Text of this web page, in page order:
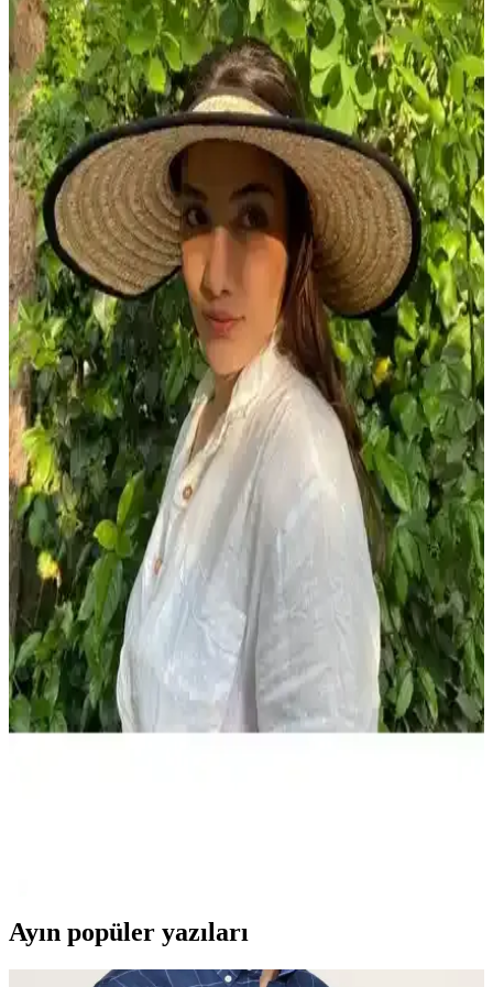
Denizde Giyilecek Elbiseler: Moda ve Kumaş
Özellikleri Üzerine Kısa Değerlendirme
Denizde giyilecek elbiseler hakkında mevcut veriler sınırlı olsa da,
bu kıyafetler genellikle hafif, suya dayanıklı ve nefes alabilir
kumaşlardan üretilir. Yaz ve tatil modasında rahatlık ön plandadır.
Vawensea Kadın Kendinden Bitişik Şortlu Elbise
Mayo Lacivert Yaprak Desenli
Lacivert yaprak desenli, askılı, yüksek kaliteli malzemelerden
üretilmiş, konforlu ve dayanıklı kadın mayo. Hızlı kuruma ve
esneklik özellikleriyle plajda özgürlük ve şıklık sunar.
MAG FASHION 3 Parça Boydan Fermuarlı
Tesettür Mayo İncelemesi ve Özellikleri
MAG FASHION'ın 3 parçalık tesettür mayo seti, su itici kumaşı,
ayarlanabilir bel ve şık tasarımıyla plaj ve havuzda rahatlık ve
gizlilik sunar.
DeFacto Kız Çocuk Desenli Bikini Takımı Renkli ve
Rahat Yaz Plaj Kıyafeti Seçeneği
DeFacto'nun kız çocukları için tasarladığı desenli bikini takımı, canlı
renkleri ve rahat kullanımıyla yaz aylarında ideal, dayanıklı ve şık
bir plaj kıyafeti seçeneği sunar.
Pistyle Kız Çocuk Etekli Şortlu Mayo - Renkli ve
Pratik Plaj Giyim Seçeneği
Pistyle kız çocuk mayo, canlı renkler, fermuarlı ön ve şık tasarımıyla
plajda hareket özgürlüğü ve konfor sağlar, dayanıklı ve kolay bakım
imkanı sunar.
Ayın popüler yazıları